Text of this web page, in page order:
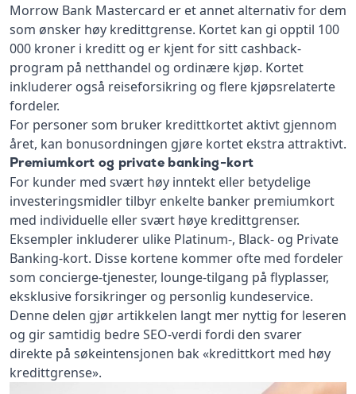
Morrow Bank Mastercard er et annet alternativ for dem
som ønsker høy kredittgrense. Kortet kan gi opptil 100
000 kroner i kreditt og er kjent for sitt cashback-
program på netthandel og ordinære kjøp. Kortet
inkluderer også reiseforsikring og flere kjøpsrelaterte
fordeler.
For personer som bruker kredittkortet aktivt gjennom
året, kan bonusordningen gjøre kortet ekstra attraktivt.
Premiumkort og private banking-kort
For kunder med svært høy inntekt eller betydelige
investeringsmidler tilbyr enkelte banker premiumkort
med individuelle eller svært høye kredittgrenser.
Eksempler inkluderer ulike Platinum-, Black- og Private
Banking-kort. Disse kortene kommer ofte med fordeler
som concierge-tjenester, lounge-tilgang på flyplasser,
eksklusive forsikringer og personlig kundeservice.
Denne delen gjør artikkelen langt mer nyttig for leseren
og gir samtidig bedre SEO-verdi fordi den svarer
direkte på søkeintensjonen bak «kredittkort med høy
kredittgrense».